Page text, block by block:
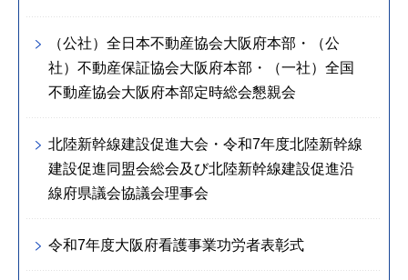
（公社）全日本不動産協会大阪府本部・（公
社）不動産保証協会大阪府本部・（一社）全国
不動産協会大阪府本部定時総会懇親会
北陸新幹線建設促進大会・令和7年度北陸新幹線
建設促進同盟会総会及び北陸新幹線建設促進沿
線府県議会協議会理事会
令和7年度大阪府看護事業功労者表彰式